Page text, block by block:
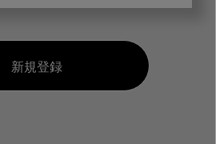
新規登録